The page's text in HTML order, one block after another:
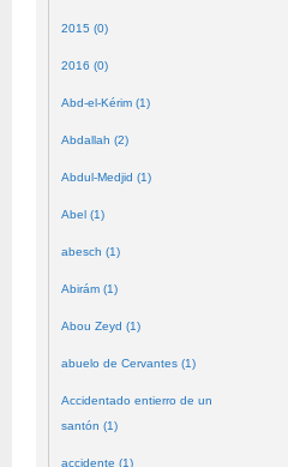
2015 (0)
2016 (0)
Abd-el-Kérim (1)
Abdallah (2)
Abdul-Medjid (1)
Abel (1)
abesch (1)
Abirám (1)
Abou Zeyd (1)
abuelo de Cervantes (1)
Accidentado entierro de un
santón (1)
accidente (1)